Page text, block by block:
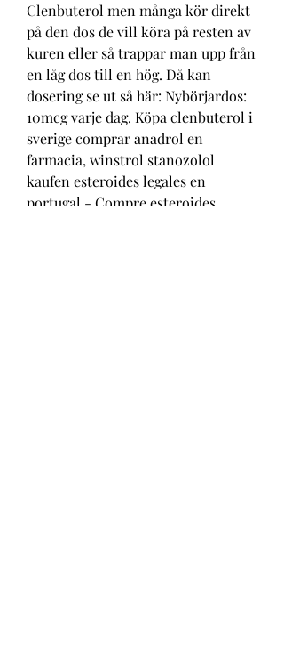
Clenbuterol men många kör direkt
på den dos de vill köra på resten av
kuren eller så trappar man upp från
en låg dos till en hög. Då kan
dosering se ut så här: Nybörjardos:
10mcg varje dag. Köpa clenbuterol i
sverige comprar anadrol en
farmacia, winstrol stanozolol
kaufen esteroides legales en
portugal - Compre esteroides